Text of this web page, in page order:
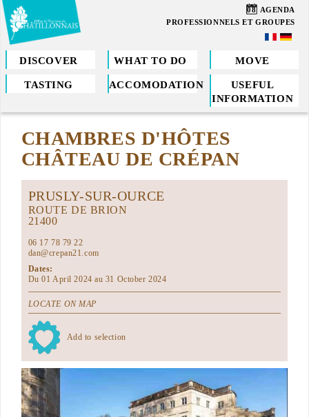
Skip
to
main
content
08 AGENDA
PROFESSIONNELS ET GROUPES
DISCOVER WHAT TO DO MOVE
TASTING ACCOMODATION
USEFUL
INFORMATION
You
are
hereCHAMBRES D'HÔTES
CHÂTEAU DE CRÉPAN
PRUSLY-SUR-OURCE
ROUTE DE BRION
21400
06 17 78 79 22
dan@crepan21.com
Dates:
Du 01 April 2024 au 31 October 2024
LOCATE ON MAP
Add to selection